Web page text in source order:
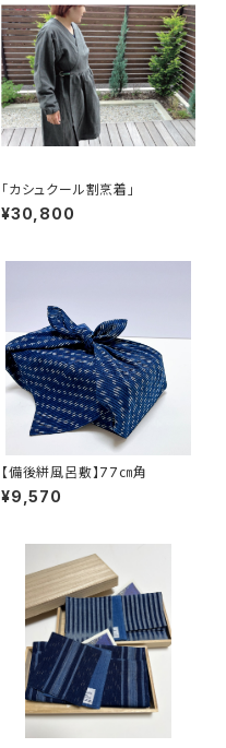
「カシュクール割烹着」
¥30,800
【備後絣風呂敷】77㎝角
¥9,570